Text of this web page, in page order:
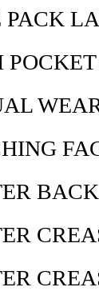
BACK